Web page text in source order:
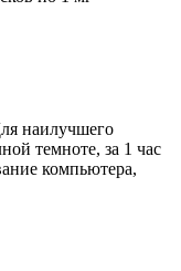
наилучшего
темноте, за 1 час
компьютера,